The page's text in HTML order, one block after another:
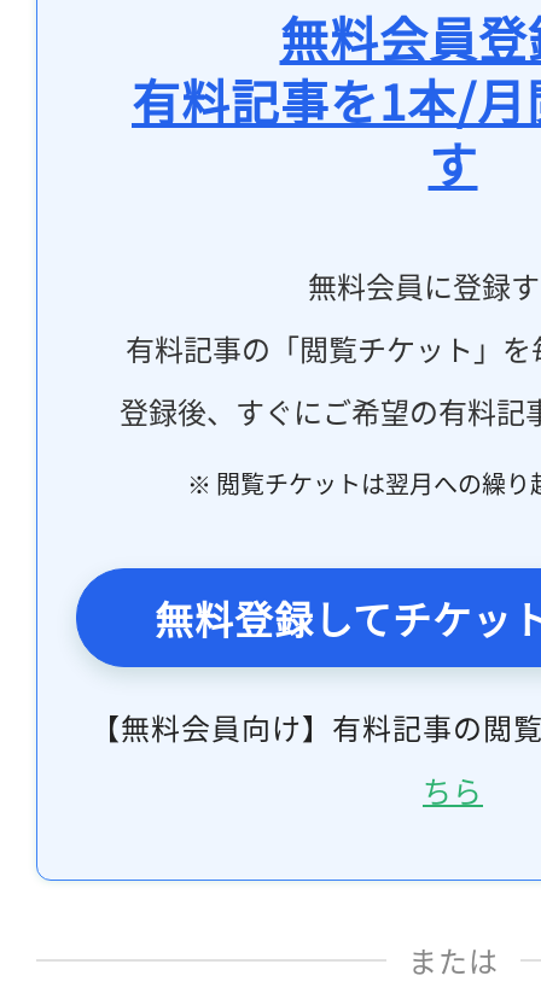
無料会員
有料記事を1本/
す
無料会員に登録
有料記事の「閲覧チケット」
登録後、すぐにご希望の有料記
※ 閲覧チケットは翌月への繰り
無料登録してチケッ
【無料会員向け】有料記事の閲
ちら
または